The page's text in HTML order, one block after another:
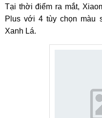
Tại thời điểm ra mắt,
Plus với 4 tùy chọn màu
Xanh Lá.